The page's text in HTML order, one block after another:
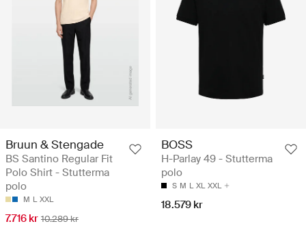
Bruun & Stengade
BS Santino Regular Fit
Polo Shirt - Stutterma
polo
M L XXL
7.716 kr 10.289 kr
BOSS
H-Parlay 49 - Stutterma
polo
S M L XL XXL
18.579 kr